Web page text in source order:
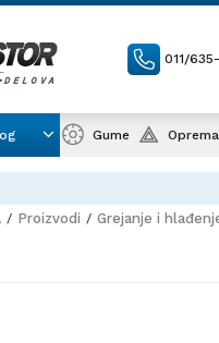
011/
Gume
Proizvodi Grejanje i